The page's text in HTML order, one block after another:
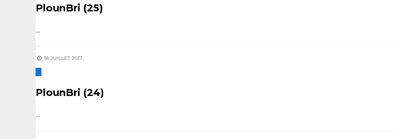
PlounBri (25)
...
18 JUILLET 2017
PlounBri (24)
...